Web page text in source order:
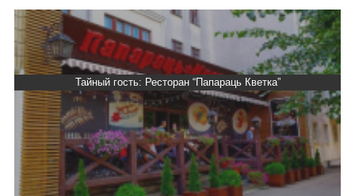
Тайный гость: Ресторан “Папараць Кветка”